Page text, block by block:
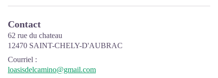
Contact
62 rue du chateau
12470 SAINT-CHELY-D'AUBRAC
Courriel :
loasisdelcamino@gmail.com